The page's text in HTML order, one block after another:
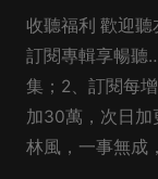
收聽福利 歡迎聽
訂閱專輯享暢聽
集；2、訂閱每
加30萬，次日加
林風，一事無成